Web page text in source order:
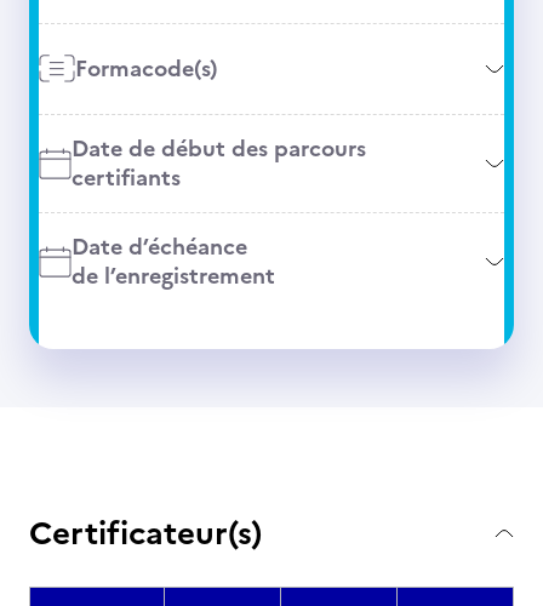
Formacode(s)
Date de début des parcours
certifiants
Date d’échéance
de l’enregistrement
Certificateur(s)